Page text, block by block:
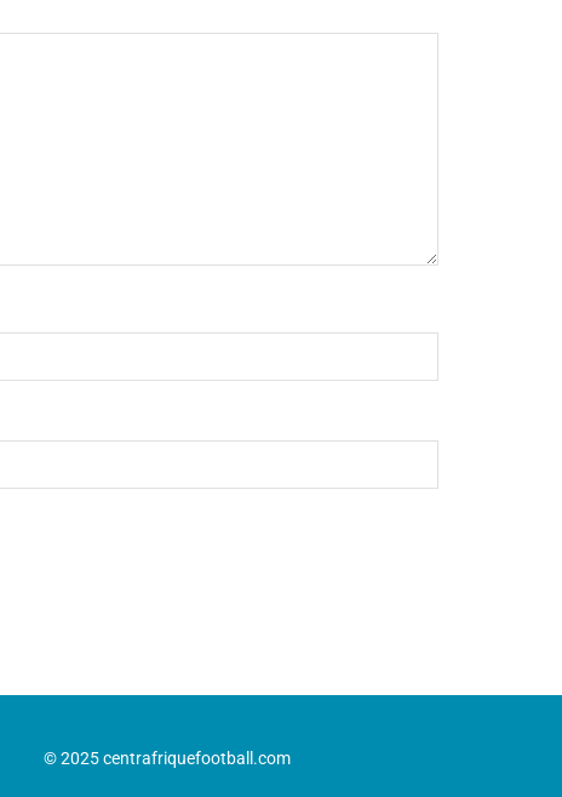
© 2025 centrafriquefootball.com